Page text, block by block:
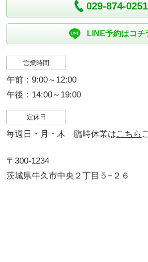
029-874-0251
LINE予約はコチ
営業時間
午前：9:00～12:00
午後：14:00～19:00
定休日
毎週日・月・木 臨時休業はこちら
〒300-1234
茨城県牛久市中央２丁目５−２６